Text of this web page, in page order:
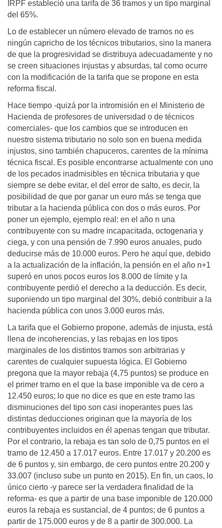
IRPF estableció una tarifa de 36 tramos y un tipo marginal
del 65%.
Lo de establecer un número elevado de tramos no es
ningún capricho de los técnicos tributarios, sino la manera
de que la progresividad se distribuya adecuadamente y no
se creen situaciones injustas y absurdas, tal como ocurre
con la modificación de la tarifa que se propone en esta
reforma fiscal.
Hace tiempo -quizá por la intromisión en el Ministerio de
Hacienda de profesores de universidad o de técnicos
comerciales- que los cambios que se introducen en
nuestro sistema tributario no solo son en buena medida
injustos, sino también chapuceros, carentes de la mínima
técnica fiscal. Es posible encontrarse actualmente con uno
de los pecados inadmisibles en técnica tributaria y que
siempre se debe evitar, el del error de salto, es decir, la
posibilidad de que por ganar un euro más se tenga que
tributar a la hacienda pública con dos o más euros. Por
poner un ejemplo, ejemplo real: en el año n una
contribuyente con su madre incapacitada, octogenaria y
ciega, y con una pensión de 7.990 euros anuales, pudo
deducirse más de 10.000 euros. Pero he aquí que, debido
a la actualización de la inflación, la pensión en el año n+1
superó en unos pocos euros los 8.000 de límite y la
contribuyente perdió el derecho a la deducción. Es decir,
suponiendo un tipo marginal del 30%, debió contribuir a la
hacienda pública con unos 3.000 euros más.
La tarifa que el Gobierno propone, además de injusta, está
llena de incoherencias, y las rebajas en los tipos
marginales de los distintos tramos son arbitrarias y
carentes de cualquier supuesta lógica. El Gobierno
pregona que la mayor rebaja (4,75 puntos) se produce en
el primer tramo en el que la base imponible va de cero a
12.450 euros; lo que no dice es que en este tramo las
disminuciones del tipo son casi inoperantes pues las
distintas deducciones originan que la mayoría de los
contribuyentes incluidos en él apenas tengan que tributar.
Por el contrario, la rebaja es tan solo de 0,75 puntos en el
tramo de 12.450 a 17.017 euros. Entre 17.017 y 20.200 es
de 6 puntos y, sin embargo, de cero puntos entre 20.200 y
33.007 (incluso sube un punto en 2015). En fin, un caos, lo
único cierto -y parece ser la verdadera finalidad de la
reforma- es que a partir de una base imponible de 120.000
euros la rebaja es sustancial, de 4 puntos; de 6 puntos a
partir de 175.000 euros y de 8 a partir de 300.000. La